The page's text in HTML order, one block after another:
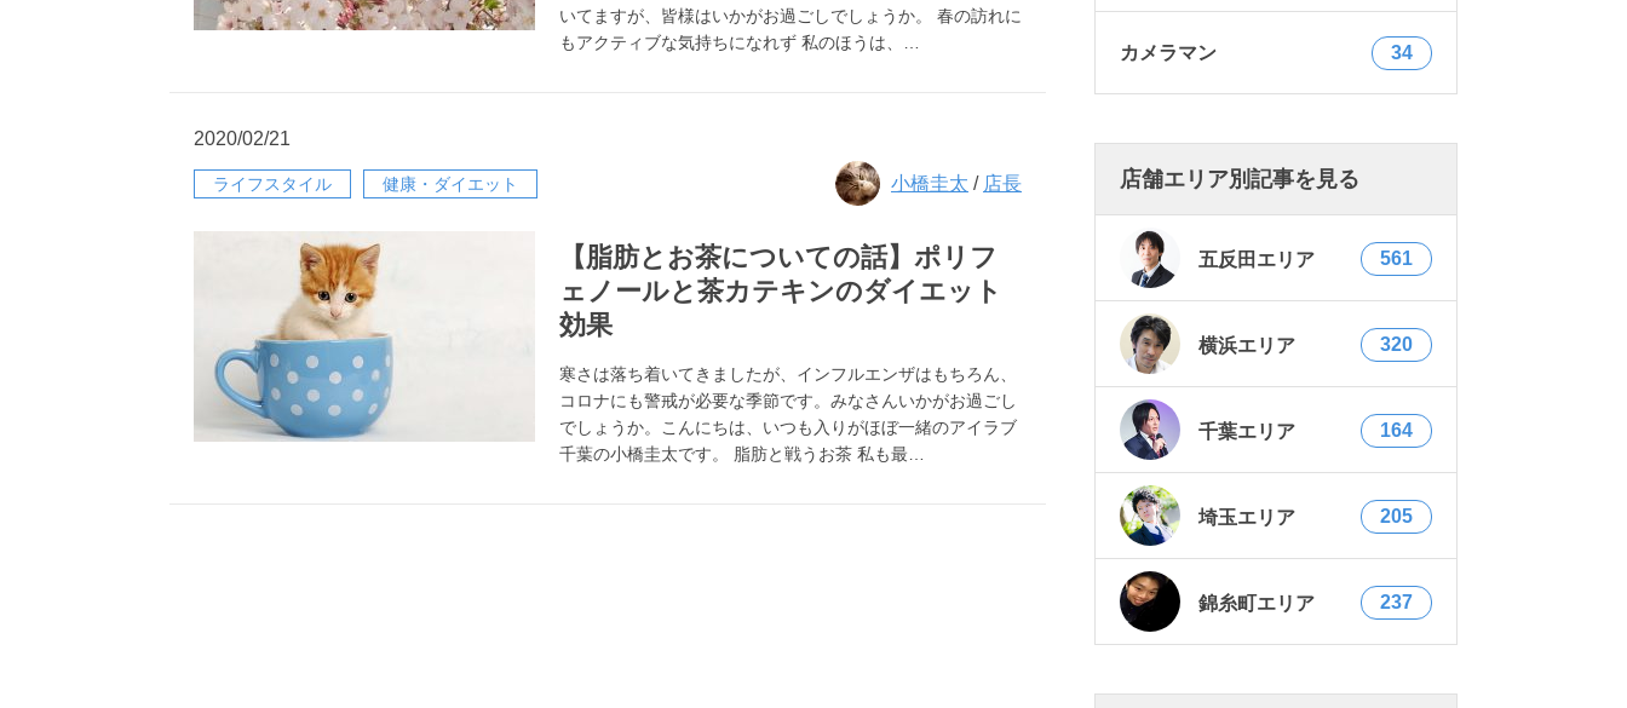
いてますが、皆様はいかがお過ごしでしょうか。 春の訪れに
もアクティブな気持ちになれず 私のほうは、…
2020/02/21
ライフスタイル 健康・ダイエット 小橋圭太 / 店長
【脂肪とお茶についての話】ポリフ
ェノールと茶カテキンのダイエット
効果
寒さは落ち着いてきましたが、インフルエンザはもちろん、
コロナにも警戒が必要な季節です。みなさんいかがお過ごし
でしょうか。こんにちは、いつも入りがほぼ一緒のアイラブ
千葉の小橋圭太です。 脂肪と戦うお茶 私も最…
カメラマン 34
店舗エリア別記事を見る
五反田エリア 561
横浜エリア 320
千葉エリア 164
埼玉エリア 205
錦糸町エリア 237